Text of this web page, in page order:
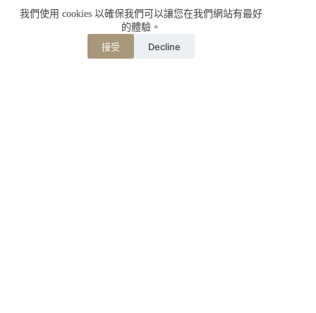
我們使用 cookies 以確保我們可以讓您在我們網站有最好
的體驗。
接受 Decline